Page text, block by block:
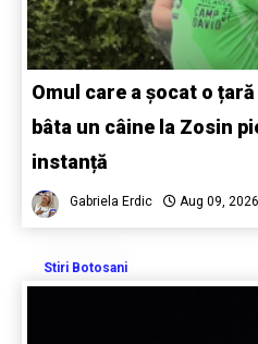
Omul care a șocat o
bâta un câine la Zosin
instanță
Gabriela Erdic Aug 09, 2026
Stiri Botosani